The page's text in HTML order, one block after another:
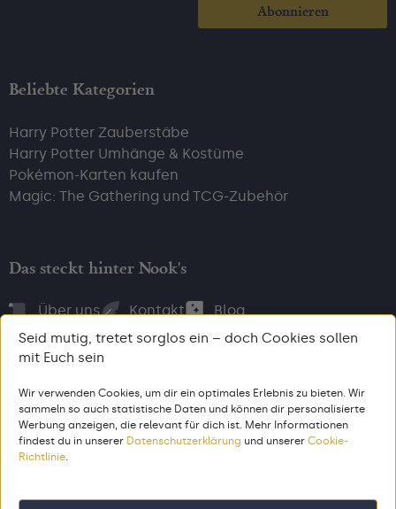
Seid mutig, tretet sorglos ein – doch Cookies sollen
mit Euch sein
Wir verwenden Cookies, um dir ein optimales Erlebnis zu bieten. Wir
sammeln so auch statistische Daten und können dir personalisierte
Werbung anzeigen, die relevant für dich ist. Mehr Informationen
findest du in unserer Datenschutzerklärung und unserer Cookie-
Richtlinie
Abonnieren
Beliebte Kategorien
Harry Potter Zauberstäbe
Harry Potter Umhänge & Kostüme
Pokémon-Karten kaufen
Magic: The Gathering und TCG-Zubehör
Das steckt hinter Nook's
Über uns Kontakt Blog
Bezahl, wie du willst
© 2026 Nook’s. Alle Rechte vorbehalten. Gemacht aus dem Zeug,